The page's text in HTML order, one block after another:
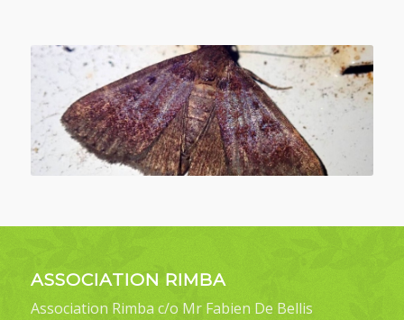
ASSOCIATION RIMBA
Association Rimba c/o Mr Fabien De Bellis